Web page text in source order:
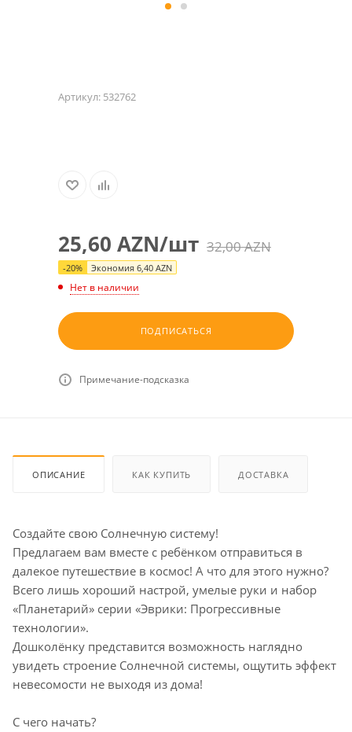
Артикул: 532762
25,60 AZN/шт 32,00AZN
-20% Экономия 6,40 AZN
Нет в наличии
ПОДПИСАТЬСЯ
Примечание-подсказка
ОПИСАНИЕ КАК КУПИТЬ ДОСТАВКА
Создайте свою Солнечную систему!
Предлагаем вам вместе с ребёнком отправиться в
далекое путешествие в космос! А что для этого нужно?
Всего лишь хороший настрой, умелые руки и набор
«Планетарий» серии «Эврики: Прогрессивные
технологии».
Дошколёнку представится возможность наглядно
увидеть строение Солнечной системы, ощутить эффект
невесомости не выходя из дома!
С чего начать?